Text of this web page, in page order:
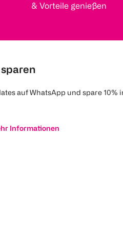
& Vorteile genießen
auf WhatsApp und spare 10%
Informationen